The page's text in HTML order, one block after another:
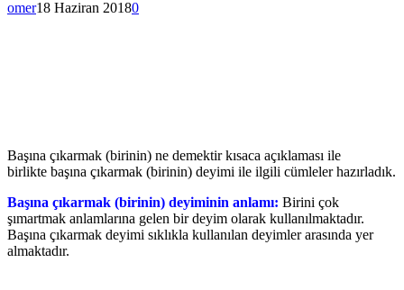
omer18 Haziran 20180
Başına çıkarmak (birinin) ne demektir kısaca açıklaması ile
birlikte başına çıkarmak (birinin) deyimi ile ilgili cümleler hazırladık.
Başına çıkarmak (birinin) deyiminin anlamı: Birini çok
şımartmak anlamlarına gelen bir deyim olarak kullanılmaktadır.
Başına çıkarmak deyimi sıklıkla kullanılan deyimler arasında yer
almaktadır.